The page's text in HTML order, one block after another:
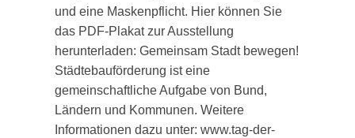
und eine Maskenpflicht. Hier können Sie
das PDF-Plakat zur Ausstellung
herunterladen: Gemeinsam Stadt bewegen!
Städtebauförderung ist eine
gemeinschaftliche Aufgabe von Bund,
Ländern und Kommunen. Weitere
Informationen dazu unter: www.tag-der-